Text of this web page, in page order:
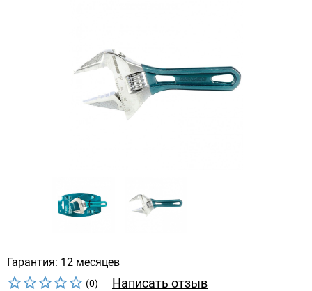
Гарантия: 12 месяцев
(0) Написать отзыв